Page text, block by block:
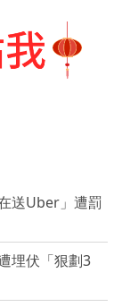
送Uber」遭罰
埋伏「狠劃3